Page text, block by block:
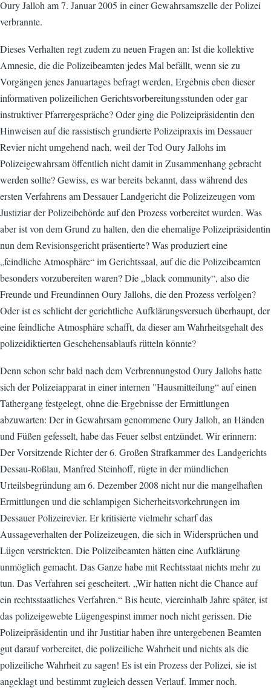
Oury Jalloh am 7. Januar 2005 in einer Gewahrsamszelle der Polizei
verbrannte.
Dieses Verhalten regt zudem zu neuen Fragen an: Ist die kollektive
Amnesie, die die Polizeibeamten jedes Mal befällt, wenn sie zu
Vorgängen jenes Januartages befragt werden, Ergebnis eben dieser
informativen polizeilichen Gerichtsvorbereitungsstunden oder gar
instruktiver Pfarrergespräche? Oder ging die Polizeipräsidentin den
Hinweisen auf die rassistisch grundierte Polizeipraxis im Dessauer
Revier nicht umgehend nach, weil der Tod Oury Jallohs im
Polizeigewahrsam öffentlich nicht damit in Zusammenhang gebracht
werden sollte? Gewiss, es war bereits bekannt, dass während des
ersten Verfahrens am Dessauer Landgericht die Polizeizeugen vom
Justiziar der Polizeibehörde auf den Prozess vorbereitet wurden. Was
aber ist von dem Grund zu halten, den die ehemalige Polizeipräsidentin
nun dem Revisionsgericht präsentierte? Was produziert eine
„feindliche Atmosphäre“ im Gerichtssaal, auf die die Polizeibeamten
besonders vorzubereiten waren? Die „black community“, also die
Freunde und Freundinnen Oury Jallohs, die den Prozess verfolgen?
Oder ist es schlicht der gerichtliche Aufklärungsversuch überhaupt, der
eine feindliche Atmosphäre schafft, da dieser am Wahrheitsgehalt des
polizeidiktierten Geschehensablaufs rütteln könnte?
Denn schon sehr bald nach dem Verbrennungstod Oury Jallohs hatte
sich der Polizeiapparat in einer internen "Hausmitteilung“ auf einen
Tathergang festgelegt, ohne die Ergebnisse der Ermittlungen
abzuwarten: Der in Gewahrsam genommene Oury Jalloh, an Händen
und Füßen gefesselt, habe das Feuer selbst entzündet. Wir erinnern:
Der Vorsitzende Richter der 6. Großen Strafkammer des Landgerichts
Dessau-Roßlau, Manfred Steinhoff, rügte in der mündlichen
Urteilsbegründung am 6. Dezember 2008 nicht nur die mangelhaften
Ermittlungen und die schlampigen Sicherheitsvorkehrungen im
Dessauer Polizeirevier. Er kritisierte vielmehr scharf das
Aussageverhalten der Polizeizeugen, die sich in Widersprüchen und
Lügen verstrickten. Die Polizeibeamten hätten eine Aufklärung
unmöglich gemacht. Das Ganze habe mit Rechtsstaat nichts mehr zu
tun. Das Verfahren sei gescheitert. „Wir hatten nicht die Chance auf
ein rechtsstaatliches Verfahren.“ Bis heute, viereinhalb Jahre später, ist
das polizeigewebte Lügengespinst immer noch nicht gerissen. Die
Polizeipräsidentin und ihr Justitiar haben ihre untergebenen Beamten
gut darauf vorbereitet, die polizeiliche Wahrheit und nichts als die
polizeiliche Wahrheit zu sagen! Es ist ein Prozess der Polizei, sie ist
angeklagt und bestimmt zugleich dessen Verlauf. Immer noch.